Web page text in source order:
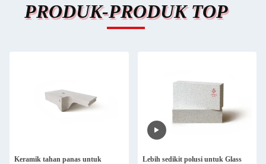
PRODUK-PRODUK TOP
Keramik tahan panas untuk
Lebih sedikit polusi untuk Glass